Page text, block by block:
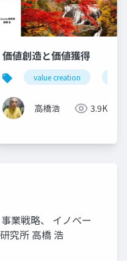
価値創造と価値獲得
value creation
高橋浩 3.9K
業戦略、 イノベー
究所 高橋 浩